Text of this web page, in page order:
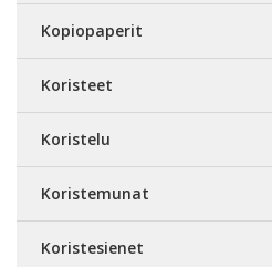
Kopiopaperit
Koristeet
Koristelu
Koristemunat
Koristesienet